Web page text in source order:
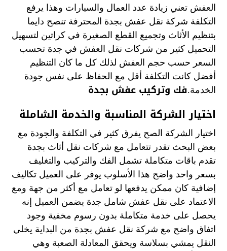
العفش تعني زيادة عدد العمال والسيارات وهذا يرفع
التكلفة شركة نقل عفش بجدة المحترفة تنصح دايما
بتنظيم الأثاث وتجميع القطع الصغيرة في كراتين لتسهيل
التحميل كثير من شركات نقل العفش في جدة تحسب
السعر حسب حجم العفش لذلك كل ما كان التنظيم
أفضل كانت التكلفة أقل مع الحفاظ على نفس جودة
الخدمة.فك وتركيب عفش بجدة
اختيار الشركة المناسبة والخدمة الشاملة
اختيار الشركة الصح يفرق كثير في التكلفة والجودة مع
بعض البحث تقدر تتعامل مع شركات نقل أثاث بجدة
تقدم باقات متكاملة تشمل الفك والتركيب والتغليف
بسعر واحد واضح هذا الأسلوب يوفر على العميل تكاليف
إضافية كان ممكن يدفعها لو تعامل مع أكثر من جهة ومع
الاعتماد على نقل عفش شامل جدة يضمن العميل إنه
يحصل على خدمة متكاملة بدون رسوم مخفية وجود
اتفاق واضح مع شركة نقل عفش بجدة من البداية يخلي
النقل يمشي بسلاسة ويحقق المعادلة الصعبة وهي